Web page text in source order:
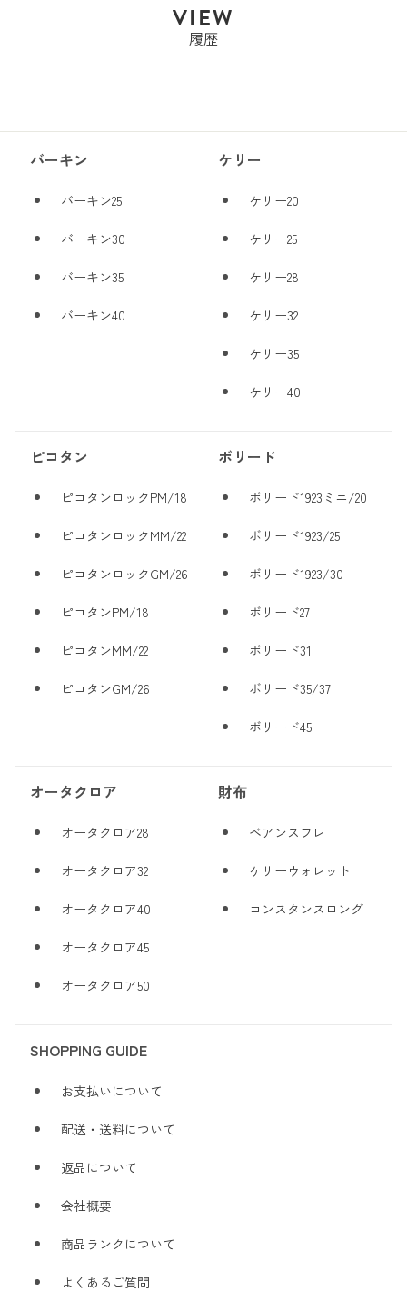
VIEW
履歴
バーキン
バーキン25
バーキン30
バーキン35
バーキン40
ケリー
ケリー20
ケリー25
ケリー28
ケリー32
ケリー35
ケリー40
ピコタン
ピコタンロックPM/18
ピコタンロックMM/22
ピコタンロックGM/26
ピコタンPM/18
ピコタンMM/22
ピコタンGM/26
ボリード
ボリード1923ミニ/20
ボリード1923/25
ボリード1923/30
ボリード27
ボリード31
ボリード35/37
ボリード45
オータクロア
オータクロア28
オータクロア32
オータクロア40
オータクロア45
オータクロア50
財布
ベアンスフレ
ケリーウォレット
コンスタンスロング
SHOPPING GUIDE
お支払いについて
配送・送料について
返品について
会社概要
商品ランクについて
よくあるご質問